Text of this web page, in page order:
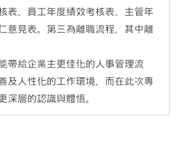
表、員工年度績效考核表、主管年
意見表。第三為離職流程，其中離
帶給企業主更佳化的人事管理流
及人性化的工作環境，而在此次專
深層的認識與體悟。